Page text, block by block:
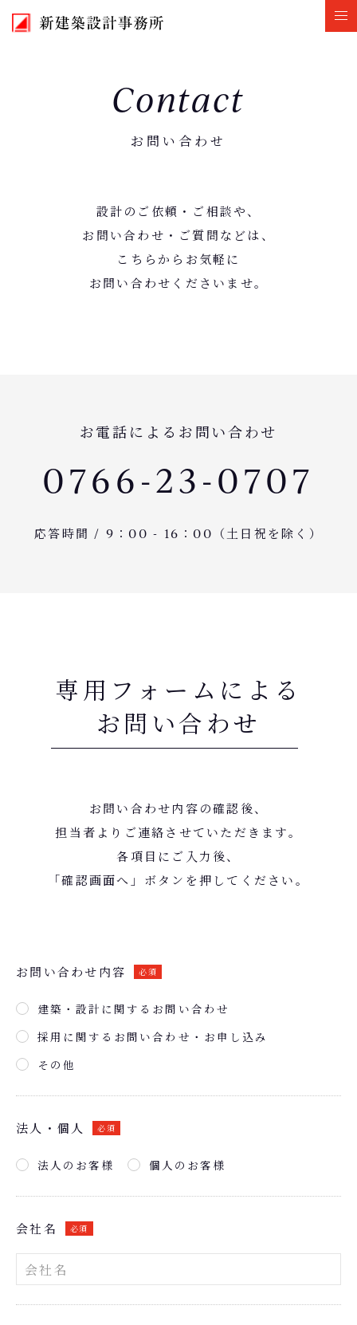
Contact
お問い合わせ
設計のご依頼・ご相談や、
お問い合わせ・ご質問などは、
こちらからお気軽に
お問い合わせくださいませ。
お電話によるお問い合わせ
0766-23-0707
応答時間 / 9：00 - 16：00（土日祝を除く）
専用フォームによる
お問い合わせ
お問い合わせ内容の確認後、
担当者よりご連絡させていただきます。
各項目にご入力後、
「確認画面へ」ボタンを押してください。
お問い合わせ内容 必須
建築・設計に関するお問い合わせ
採用に関するお問い合わせ・お申し込み
その他
法人・個人 必須
法人のお客様 個人のお客様
会社名 必須